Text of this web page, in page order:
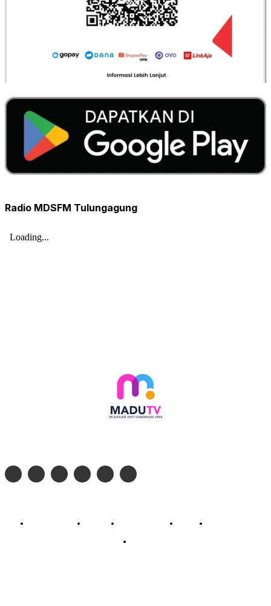
Radio MDSFM Tulungagung
Profil Madu TV Redaksi Pedoman Siber Kontak